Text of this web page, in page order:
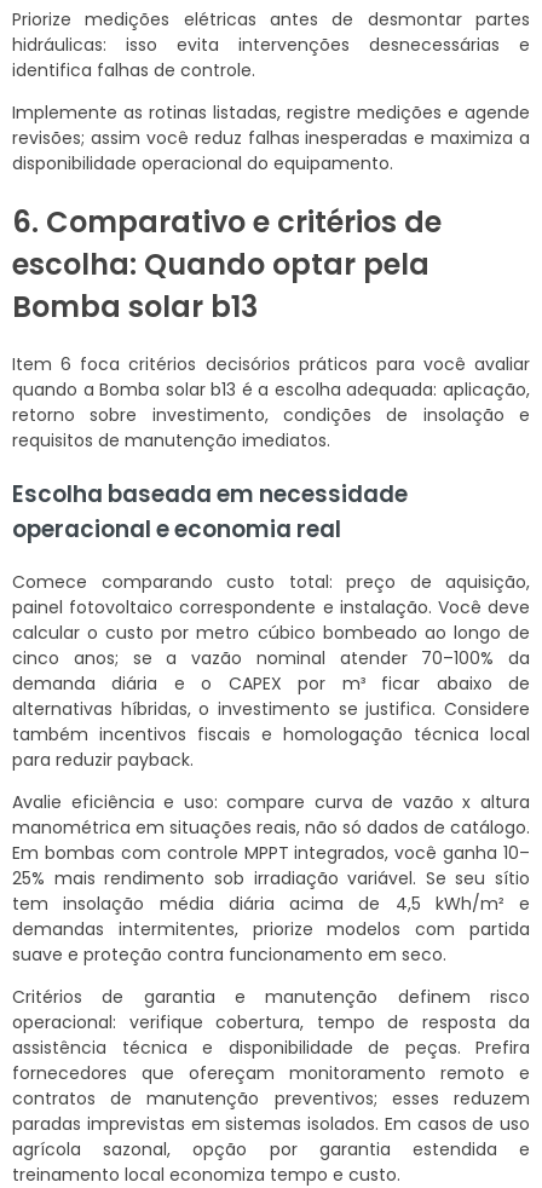
Priorize medições elétricas antes de desmontar partes
hidráulicas: isso evita intervenções desnecessárias e
identifica falhas de controle.
Implemente as rotinas listadas, registre medições e agende
revisões; assim você reduz falhas inesperadas e maximiza a
disponibilidade operacional do equipamento.
6. Comparativo e critérios de
escolha: Quando optar pela
Bomba solar b13
Item 6 foca critérios decisórios práticos para você avaliar
quando a Bomba solar b13 é a escolha adequada: aplicação,
retorno sobre investimento, condições de insolação e
requisitos de manutenção imediatos.
Escolha baseada em necessidade
operacional e economia real
Comece comparando custo total: preço de aquisição,
painel fotovoltaico correspondente e instalação. Você deve
calcular o custo por metro cúbico bombeado ao longo de
cinco anos; se a vazão nominal atender 70–100% da
demanda diária e o CAPEX por m³ ficar abaixo de
alternativas híbridas, o investimento se justifica. Considere
também incentivos fiscais e homologação técnica local
para reduzir payback.
Avalie eficiência e uso: compare curva de vazão x altura
manométrica em situações reais, não só dados de catálogo.
Em bombas com controle MPPT integrados, você ganha 10–
25% mais rendimento sob irradiação variável. Se seu sítio
tem insolação média diária acima de 4,5 kWh/m² e
demandas intermitentes, priorize modelos com partida
suave e proteção contra funcionamento em seco.
Critérios de garantia e manutenção definem risco
operacional: verifique cobertura, tempo de resposta da
assistência técnica e disponibilidade de peças. Prefira
fornecedores que ofereçam monitoramento remoto e
contratos de manutenção preventivos; esses reduzem
paradas imprevistas em sistemas isolados. Em casos de uso
agrícola sazonal, opção por garantia estendida e
treinamento local economiza tempo e custo.